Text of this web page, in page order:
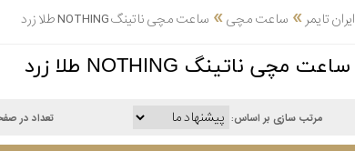
ایران تایمر » ساعت مچی» ساعت مچی ناتینگ NOTHING طلا زرد
ساعت مچی ناتینگ NOTHING طلا زرد
مرتب سازی بر اساس: تعداد در